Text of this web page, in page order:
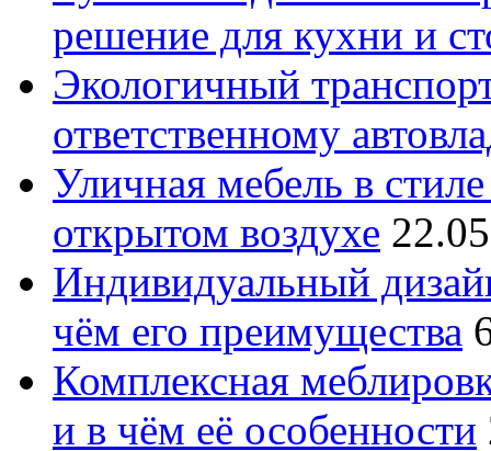
решение для кухни и
Экологичный
ответственному
Уличная мебель в
открытом воздухе
Индивидуальный
чём его преимущества
Комплексная
и в чём её особенности